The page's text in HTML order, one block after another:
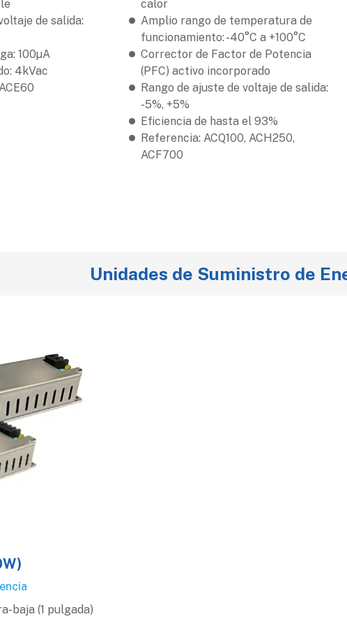
de salida:
100µA
4kVac
calor
Amplio rango de temperatura de
funcionamiento: -40°C a +100°C
Corrector de Factor de Potencia
(PFC) activo incorporado
Rango de ajuste de voltaje de salida:
-5%, +5%
Eficiencia de hasta el 93%
Referencia: ACQ100, ACH250,
ACF700
Unidades de Suministro de
baja (1 pulgada)